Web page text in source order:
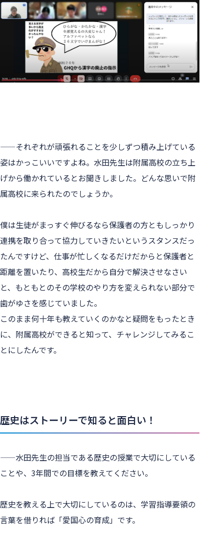
——それぞれが頑張れることを少しずつ積み上げている
姿はかっこいいですよね。水田先生は附属高校の立ち上
げから働かれているとお聞きしました。どんな思いで附
属高校に来られたのでしょうか。
僕は生徒がまっすぐ伸びるなら保護者の方ともしっかり
連携を取り合って協力していきたいというスタンスだっ
たんですけど、仕事が忙しくなるだけだからと保護者と
距離を置いたり、高校生だから自分で解決させなさい
と、もともとのその学校のやり方を変えられない部分で
歯がゆさを感じていました。
このまま何十年も教えていくのかなと疑問をもったとき
に、附属高校ができると知って、チャレンジしてみるこ
とにしたんです。
歴史はストーリーで知ると面白い！
——水田先生の担当である歴史の授業で大切にしている
ことや、3年間での目標を教えてください。
歴史を教える上で大切にしているのは、学習指導要領の
言葉を借りれば「愛国心の育成」です。